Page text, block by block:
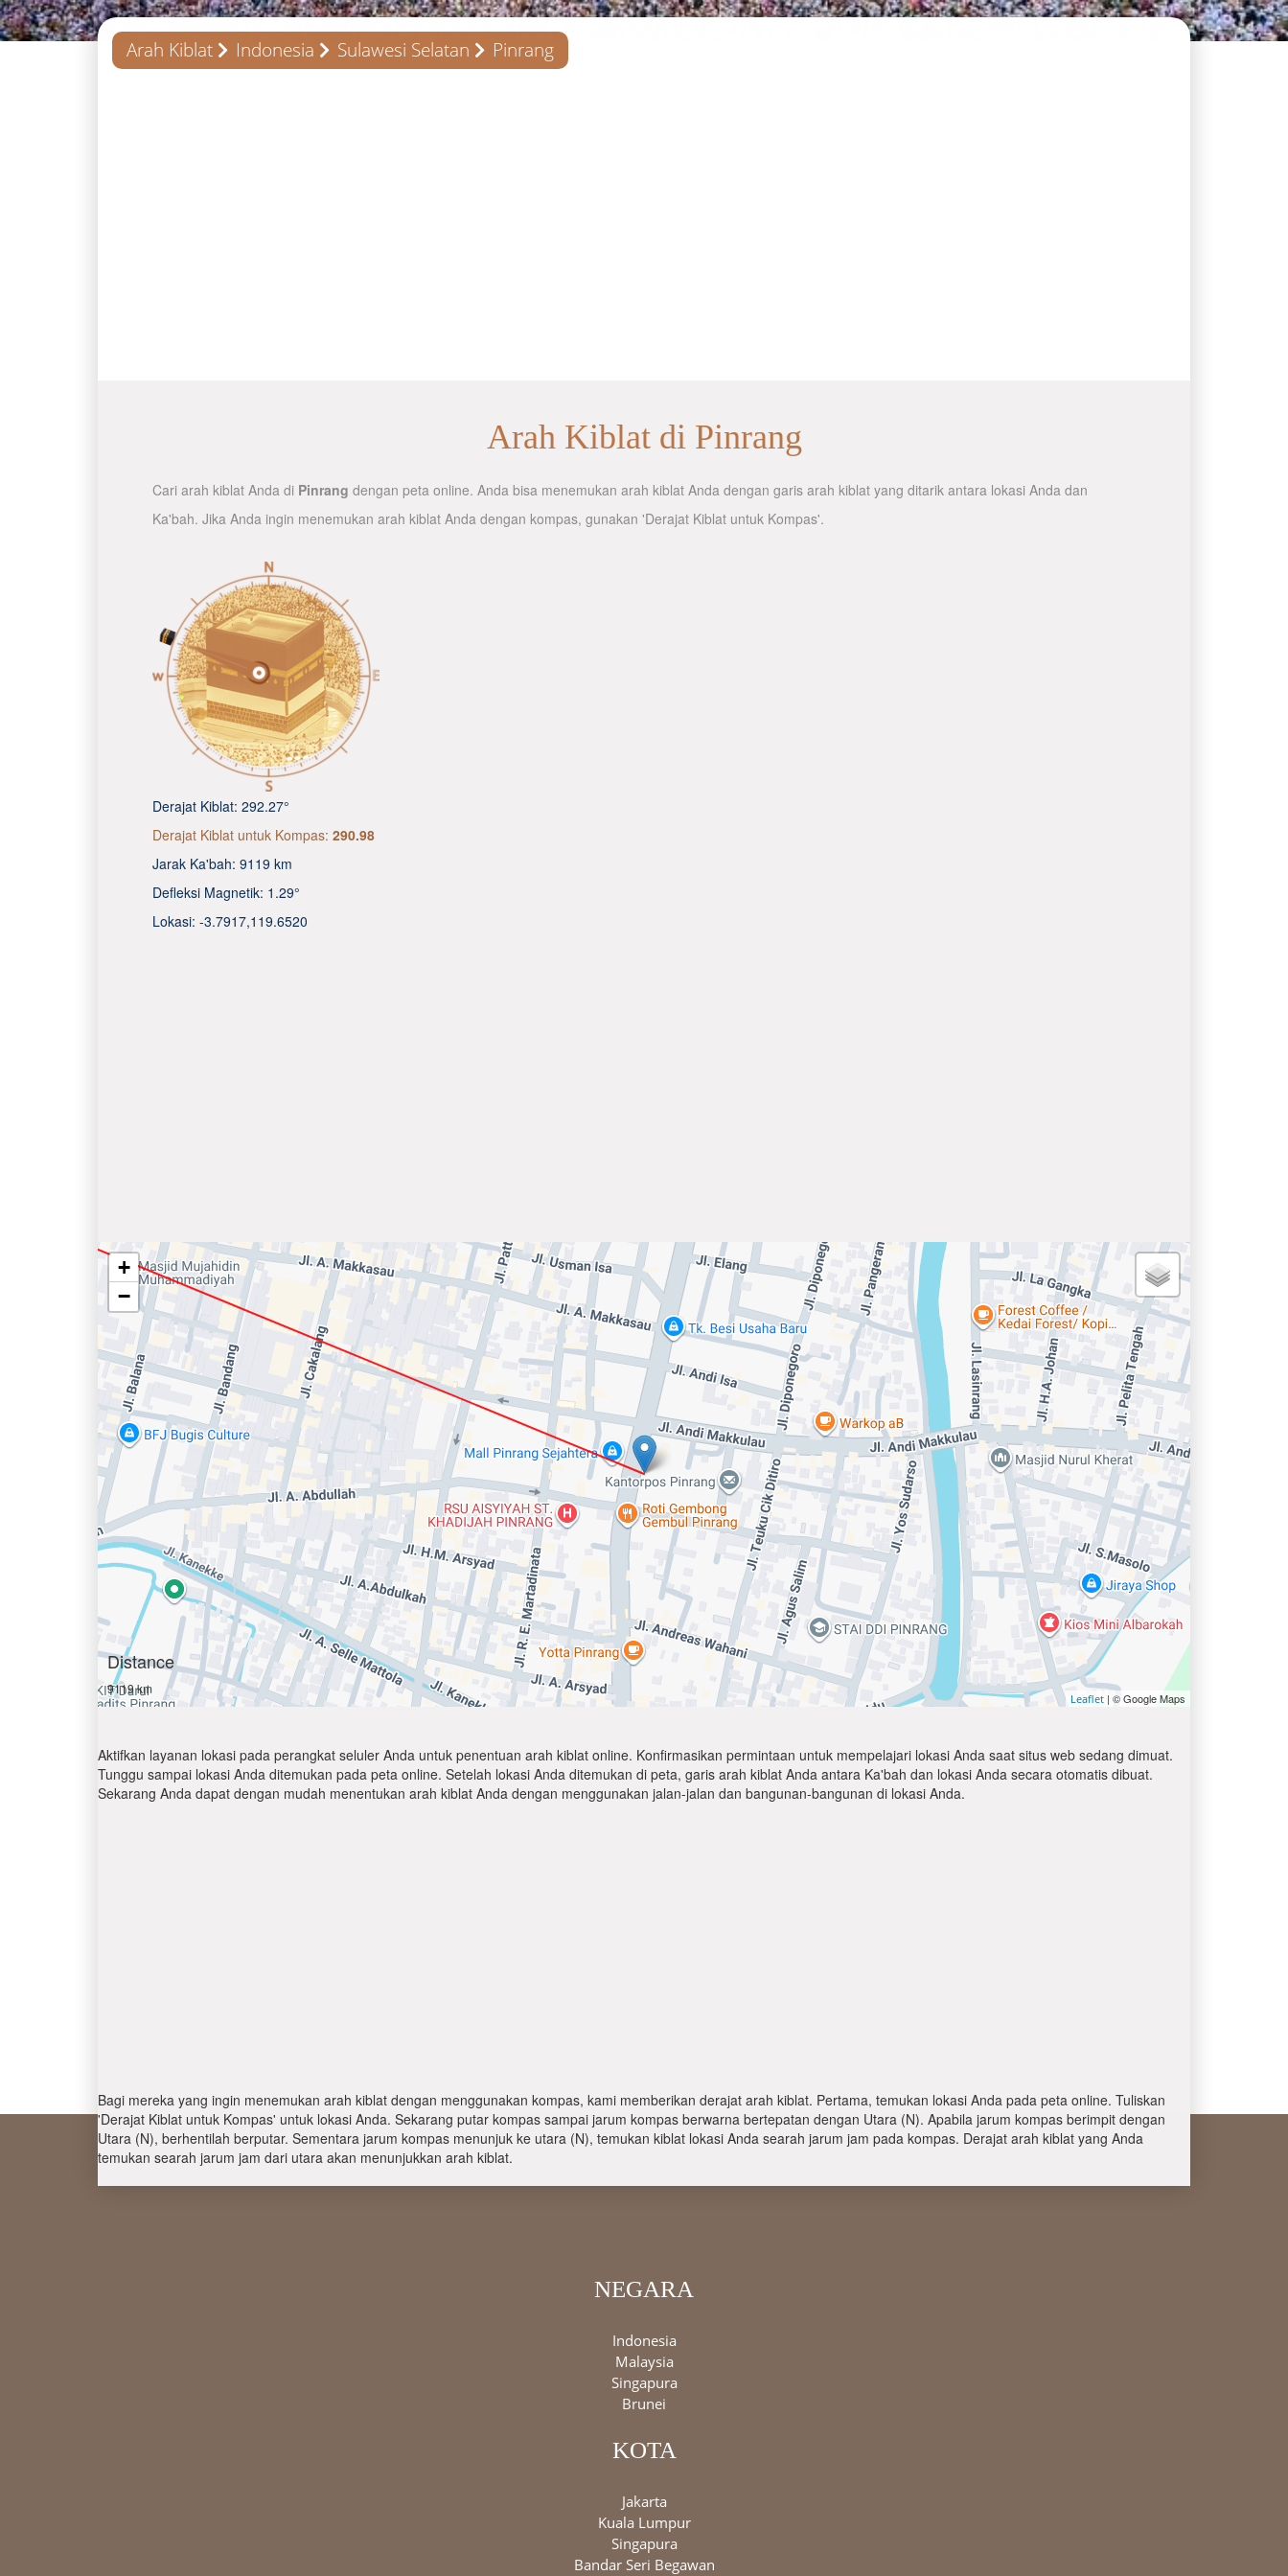
Arah Kiblat Indonesia Sulawesi Selatan Pinrang
Arah Kiblat di Pinrang
Cari arah kiblat Anda di Pinrang dengan peta online. Anda bisa menemukan arah kiblat Anda dengan garis arah kiblat yang ditarik antara lokasi Anda dan
Ka'bah. Jika Anda ingin menemukan arah kiblat Anda dengan kompas, gunakan 'Derajat Kiblat untuk Kompas'.
Derajat Kiblat: 292.27°
Derajat Kiblat untuk Kompas: 290.98
Jarak Ka'bah: 9119 km
Defleksi Magnetik: 1.29°
Lokasi: -3.7917,119.6520
+
−
Distance
9119 km
Leaflet | © Google Maps
Aktifkan layanan lokasi pada perangkat seluler Anda untuk penentuan arah kiblat online. Konfirmasikan permintaan untuk mempelajari lokasi Anda saat situs web sedang dimuat.
Tunggu sampai lokasi Anda ditemukan pada peta online. Setelah lokasi Anda ditemukan di peta, garis arah kiblat Anda antara Ka'bah dan lokasi Anda secara otomatis dibuat.
Sekarang Anda dapat dengan mudah menentukan arah kiblat Anda dengan menggunakan jalan-jalan dan bangunan-bangunan di lokasi Anda.
Bagi mereka yang ingin menemukan arah kiblat dengan menggunakan kompas, kami memberikan derajat arah kiblat. Pertama, temukan lokasi Anda pada peta online. Tuliskan
'Derajat Kiblat untuk Kompas' untuk lokasi Anda. Sekarang putar kompas sampai jarum kompas berwarna bertepatan dengan Utara (N). Apabila jarum kompas berimpit dengan
Utara (N), berhentilah berputar. Sementara jarum kompas menunjuk ke utara (N), temukan kiblat lokasi Anda searah jarum jam pada kompas. Derajat arah kiblat yang Anda
temukan searah jarum jam dari utara akan menunjukkan arah kiblat.
NEGARA
Indonesia
Malaysia
Singapura
Brunei
KOTA
Jakarta
Kuala Lumpur
Singapura
Bandar Seri Begawan